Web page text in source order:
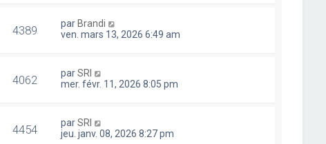
4389 par Brandi
ven. mars 13, 2026 6:49 am
4062 parSRI
mer. févr. 11, 2026 8:05 pm
4454 parSRI
jeu. janv. 08, 2026 8:27 pm